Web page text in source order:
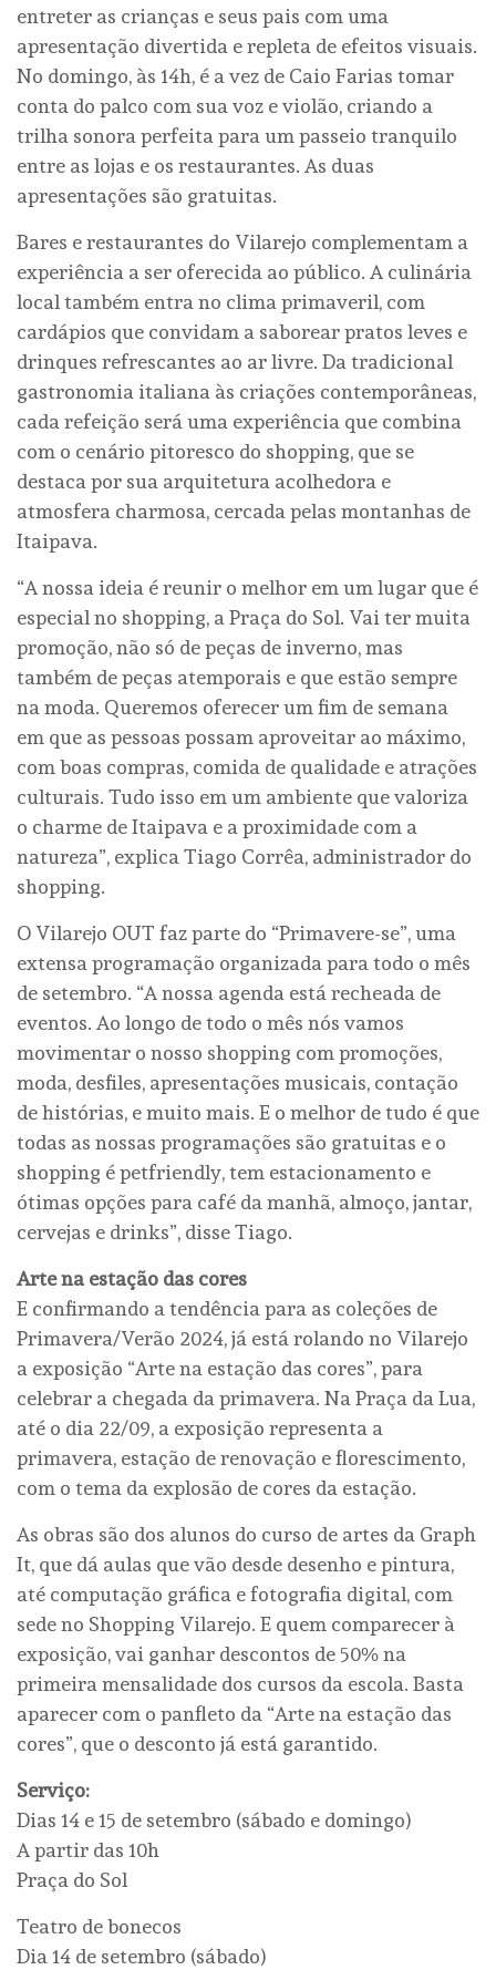
entreter as crianças e seus pais com uma
apresentação divertida e repleta de efeitos visuais.
No domingo, às 14h, é a vez de Caio Farias tomar
conta do palco com sua voz e violão, criando a
trilha sonora perfeita para um passeio tranquilo
entre as lojas e os restaurantes. As duas
apresentações são gratuitas.
Bares e restaurantes do Vilarejo complementam a
experiência a ser oferecida ao público. A culinária
local também entra no clima primaveril, com
cardápios que convidam a saborear pratos leves e
drinques refrescantes ao ar livre. Da tradicional
gastronomia italiana às criações contemporâneas,
cada refeição será uma experiência que combina
com o cenário pitoresco do shopping, que se
destaca por sua arquitetura acolhedora e
atmosfera charmosa, cercada pelas montanhas de
Itaipava.
“A nossa ideia é reunir o melhor em um lugar que é
especial no shopping, a Praça do Sol. Vai ter muita
promoção, não só de peças de inverno, mas
também de peças atemporais e que estão sempre
na moda. Queremos oferecer um fim de semana
em que as pessoas possam aproveitar ao máximo,
com boas compras, comida de qualidade e atrações
culturais. Tudo isso em um ambiente que valoriza
o charme de Itaipava e a proximidade com a
natureza”, explica Tiago Corrêa, administrador do
shopping.
O Vilarejo OUT faz parte do “Primavere-se”, uma
extensa programação organizada para todo o mês
de setembro. “A nossa agenda está recheada de
eventos. Ao longo de todo o mês nós vamos
movimentar o nosso shopping com promoções,
moda, desfiles, apresentações musicais, contação
de histórias, e muito mais. E o melhor de tudo é que
todas as nossas programações são gratuitas e o
shopping é petfriendly, tem estacionamento e
ótimas opções para café da manhã, almoço, jantar,
cervejas e drinks”, disse Tiago.
Arte na estação das cores
E confirmando a tendência para as coleções de
Primavera/Verão 2024, já está rolando no Vilarejo
a exposição “Arte na estação das cores”, para
celebrar a chegada da primavera. Na Praça da Lua,
até o dia 22/09, a exposição representa a
primavera, estação de renovação e florescimento,
com o tema da explosão de cores da estação.
As obras são dos alunos do curso de artes da Graph
It, que dá aulas que vão desde desenho e pintura,
até computação gráfica e fotografia digital, com
sede no Shopping Vilarejo. E quem comparecer à
exposição, vai ganhar descontos de 50% na
primeira mensalidade dos cursos da escola. Basta
aparecer com o panfleto da “Arte na estação das
cores”, que o desconto já está garantido.
Serviço:
Dias 14 e 15 de setembro (sábado e domingo)
A partir das 10h
Praça do Sol
Teatro de bonecos
Dia 14 de setembro (sábado)